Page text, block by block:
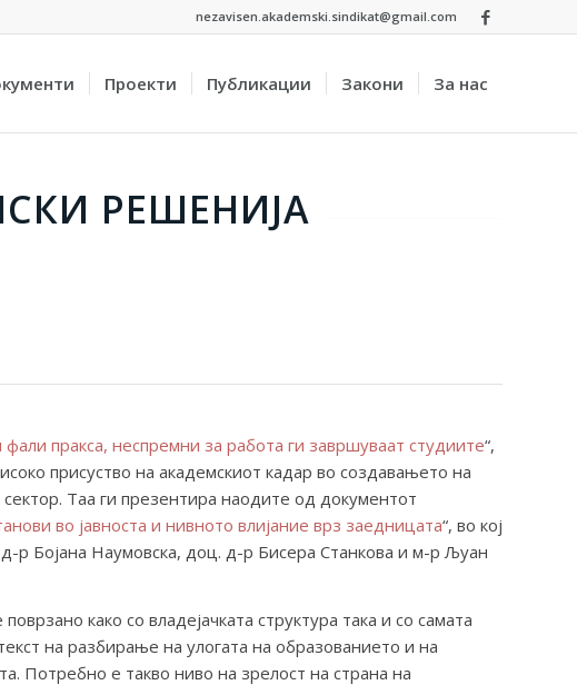
nezavisen.akademski.sindikat@gmail.com
Проекти Публикации Закони За нас
РЕШЕНИЈА
пракса, неспремни за работа ги завршуваат студиите“,
присуство на академскиот кадар во создавањето на
Таа ги презентира наодите од документот
во јавноста и нивното влијание врз заедницата“, во кој
р Бојана Наумовска, доц. д-р Бисера Станкова и м-р Љуан
како со владејачката структура така и со самата
на разбирање на улогата на образованието и на
Потребно е такво ниво на зрелост на страна на